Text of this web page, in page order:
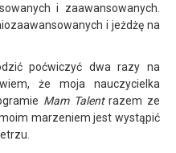
i zaawansowanych.
i jeżdżę na
poćwiczyć dwa razy na
że moja nauczycielka
Mam Talentrazem ze
marzeniem jest wystąpić